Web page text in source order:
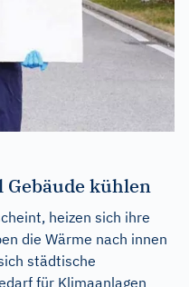
kühlen
heizen sich ihre
die Wärme nach innen
städtische
für Klimaanlagen